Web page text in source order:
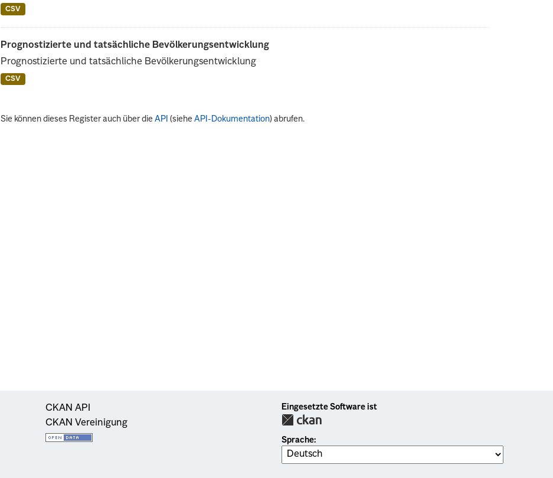
CSV
Prognostizierte und tatsächliche Bevölkerungsentwicklung
Prognostizierte und tatsächliche Bevölkerungsentwicklung
CSV
Sie können dieses Register auch über dieAPI (sieheAPI-Dokumentation) abrufen.
CKAN API
CKAN Vereinigung
Eingesetzte Software ist
Sprache